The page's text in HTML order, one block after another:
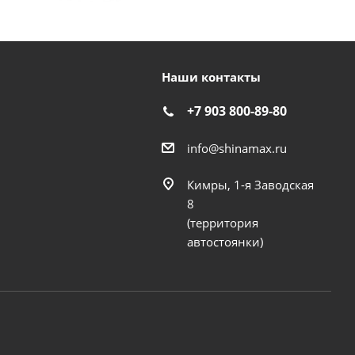
Наши контакты
+7 903 800-89-80
info@shinamax.ru
Кимры, 1-я Заводская
8
(территория
автостоянки)